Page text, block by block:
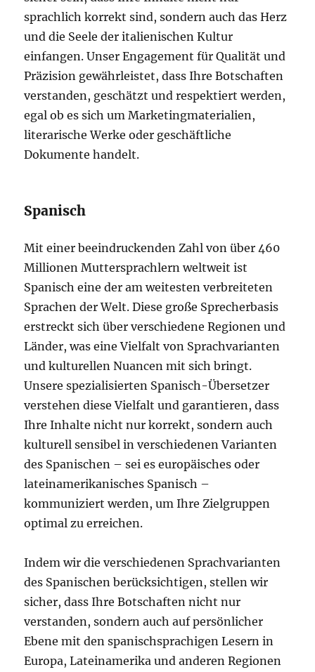
sprachlich korrekt sind, sondern auch das Herz
und die Seele der italienischen Kultur
einfangen. Unser Engagement für Qualität und
Präzision gewährleistet, dass Ihre Botschaften
verstanden, geschätzt und respektiert werden,
egal ob es sich um Marketingmaterialien,
literarische Werke oder geschäftliche
Dokumente handelt.
Spanisch
Mit einer beeindruckenden Zahl von über 460
Millionen Muttersprachlern weltweit ist
Spanisch eine der am weitesten verbreiteten
Sprachen der Welt. Diese große Sprecherbasis
erstreckt sich über verschiedene Regionen und
Länder, was eine Vielfalt von Sprachvarianten
und kulturellen Nuancen mit sich bringt.
Unsere spezialisierten Spanisch-Übersetzer
verstehen diese Vielfalt und garantieren, dass
Ihre Inhalte nicht nur korrekt, sondern auch
kulturell sensibel in verschiedenen Varianten
des Spanischen – sei es europäisches oder
lateinamerikanisches Spanisch –
kommuniziert werden, um Ihre Zielgruppen
optimal zu erreichen.
Indem wir die verschiedenen Sprachvarianten
des Spanischen berücksichtigen, stellen wir
sicher, dass Ihre Botschaften nicht nur
verstanden, sondern auch auf persönlicher
Ebene mit den spanischsprachigen Lesern in
Europa, Lateinamerika und anderen Regionen